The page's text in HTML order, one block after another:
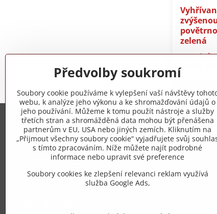
zelená
Do 3 dnů
3690 Kč
Trovita s.r.o.
+420 775 973 319
info​@zipzop​.cz
Předvolby soukromí
Soubory cookie používáme k vylepšení vaší návštěvy
webu, k analýze jeho výkonu a ke shromažďování údajů o
jeho používání. Můžeme k tomu použít nástroje a služby
třetích stran a shromážděná data mohou být přenášena
partnerům v EU, USA nebo jiných zemích. Kliknutím na
„Přijmout všechny soubory cookie“ vyjadřujete svůj
s tímto zpracováním. Níže můžete najít podrobné
informace nebo upravit své preference
Soubory cookies ke zlepšení relevanci reklam využívá
služba Google Ads,